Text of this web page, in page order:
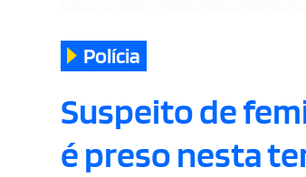
Polícia
Suspeito de
é preso nesta